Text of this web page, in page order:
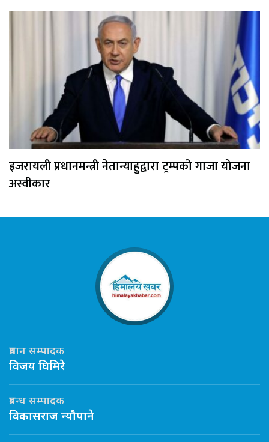
इजरायली प्रधानमन्त्री नेतान्याहुद्वारा ट्रम्पको गाजा योजना
अस्वीकार
प्रधान सम्पादक
विजय घिमिरे
प्रबन्ध सम्पादक
विकासराज न्यौपाने